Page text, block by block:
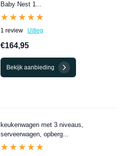
Baby Nest 1...
★★★★★
★★★★★
1 review Uitleg
€164,95
Bekijk aanbieding
keukenwagen met 3 niveaus,
serveerwagen, opberg...
★★★★★
★★★★★